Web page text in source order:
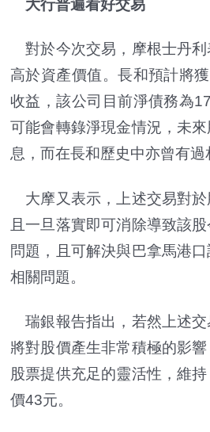
大行普遍看好交易
對於今次交易，摩根士丹利
高於資產價值。長和預計將
收益，該公司目前淨債務為
可能會轉錄淨現金情況，未
息，而在長和歷史中亦曾有過
大摩又表示，上述交易對於
且一旦落實即可消除導致該
問題，且可解決與巴拿馬港
相關問題。
瑞銀報告指出，若然上述
將對股價產生非常積極的影
股票提供充足的靈活性，維
價43元。